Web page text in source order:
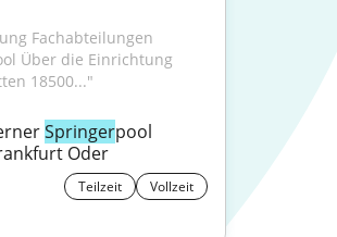
Fachabteilungen
Über die Einrichtung
18500..."
Springerpool
Oder
Teilzeit Vollzeit